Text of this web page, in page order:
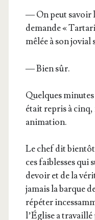
— On peut savoir
demande «
mêlée à son jovial
— Bien sûr.
Quelques
était repris à cinq,
animation.
Le chef dit bien­tôt
ces fai­blesses qui
devoir et de la
jamais la barque
répé­ter
l’É­glise a